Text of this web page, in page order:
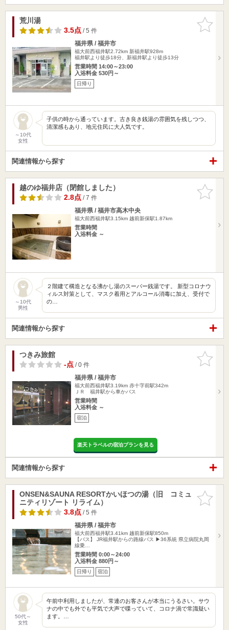
お気に入
りに追加
荒川湯
3.5点/ 5 件
福井県 / 福井市
福大前西福井駅2.72km 新福井駅928m
福井駅より徒歩18分、新福井駅より徒歩13分
営業時間 14:00～23:00
入浴料金 530円～
日帰り
～10代
女性
子供の時から通っています。古き良き銭湯の雰囲気を残しつつ、
清潔感もあり、地元住民に大人気です。
関連情報から探す
お気に入
りに追加
越のゆ福井店（閉館しました）
2.8点/ 7 件
福井県 / 福井市高木中央
福大前西福井駅3.15km 越前新保駅1.87km
営業時間
入浴料金 ～
～10代
男性
２階建て構造となる沸かし湯のスーパー銭湯です。 新型コロナウ
ィルス対策として、マスク着用とアルコール消毒に加え、受付で
の…
関連情報から探す
お気に入
りに追加
つきみ旅館
-点/ 0 件
福井県 / 福井市
福大前西福井駅3.19km 赤十字前駅342m
ＪＲ 福井駅から車かバス
営業時間
入浴料金 ～
宿泊
楽天トラベルの宿泊プランを見る
関連情報から探す
お気に入
りに追加
ONSEN&SAUNA RESORTかいほつの湯（旧 コミュ
ニティリゾート リライム）
3.8点/ 5 件
福井県 / 福井市
福大前西福井駅3.41km 越前新保駅850m
【バス】 JR福井駅からの路線バス ▶36系統 県立病院丸岡
線乗…
営業時間 0:00～24:00
入浴料金 880円～
日帰り 宿泊
50代～
女性
午前中利用しましたが、常連のお客さんが本当にうるさい。サウ
ナの中でも外でも平気で大声で喋っていて、コロナ渦で常識疑い
ます。…